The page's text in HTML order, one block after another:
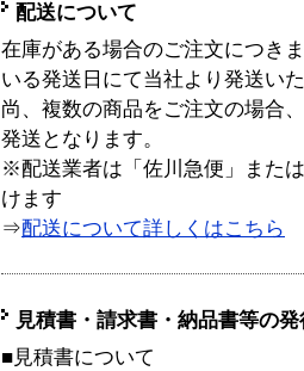
配送について
在庫がある場合のご注文につき
いる発送日にて当社より発送い
尚、複数の商品をご注文の場合
発送となります。
※配送業者は「佐川急便」また
けます
⇒配送について詳しくはこちら
見積書・請求書・納品書等の
■見積書について